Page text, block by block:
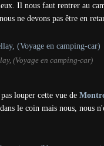
Il nous faut rentrer au
ne devons pas être en
(Voyage en camping-car)
louper cette vue de
le coin mais nous, nous